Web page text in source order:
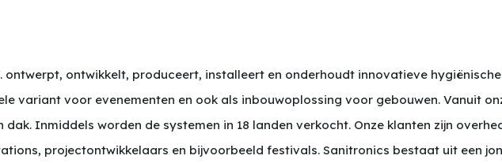
ontwerpt, ontwikkelt, produceert, installeert en onderhoudt innovatieve
variant voor evenementen en ook als inbouwoplossing voor gebouwen. Vanuit
Inmiddels worden de systemen in 18 landen verkocht. Onze klanten zijn
projectontwikkelaars en bijvoorbeeld festivals. Sanitronics bestaat uit een